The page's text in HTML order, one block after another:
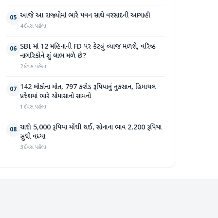
05 આજે આ રાજ્યોમાં ભારે પવન સાથે વરસાદની આગાહી
4 દિવસ પહેલા
06 SBI માં 12 મહિનાની FD પર કેટલું વ્યાજ મળશે, વરિષ્ઠ
નાગરિકોને શું લાભ મળે છે?
2 દિવસ પહેલા
07 142 લોકોના મોત, 797 કરોડ રૂપિયાનું નુકસાન, હિમાચલ
પ્રદેશમાં ભારે ચોમાસાનો સામનો
1 દિવસ પહેલા
08 ચાંદી 5,000 રૂપિયા મોંઘી થઈ, સોનાના ભાવ 2,200 રૂપિયા
સુધી વધ્યા
3 દિવસ પહેલા